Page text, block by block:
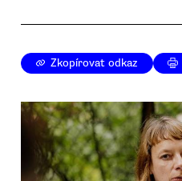
Zkopírovat odkaz